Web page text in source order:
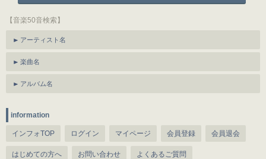
【音楽50音検索】
アーティスト名
楽曲名
アルバム名
information
インフォTOP ログイン マイページ 会員登録 会員退会
はじめての方へ お問い合わせ よくあるご質問